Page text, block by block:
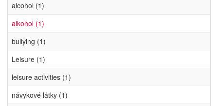
alcohol (1)
alkohol (1)
bullying (1)
Leisure (1)
leisure activities (1)
návykové látky (1)